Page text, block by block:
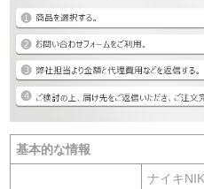
基本的な情報
ナイキ